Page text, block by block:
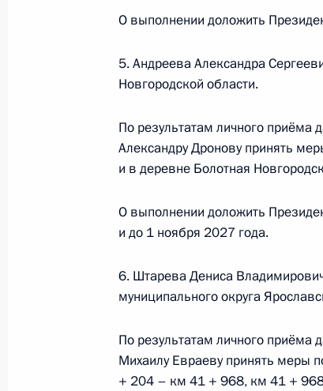
10 февраля 2026 года по
национальной морской
Российской Федерации по
Продолжен контроль
в режиме видео-конференц-
Управления Президента
морской политики Сергеем
27 ноября 2025 года, 15:50
О выполнении доложить
5. Андреева Александра
Новгородской области.
По результатам личного приёма
Александру Дронову принять
и в деревне Болотная
О выполнении доложить
и до 1 ноября 2027 года.
6. Штарева Дениса
муниципального округа
По результатам личного приёма
Михаилу Евраеву принять меры
+ 204 – км 41 + 968, км 41 +